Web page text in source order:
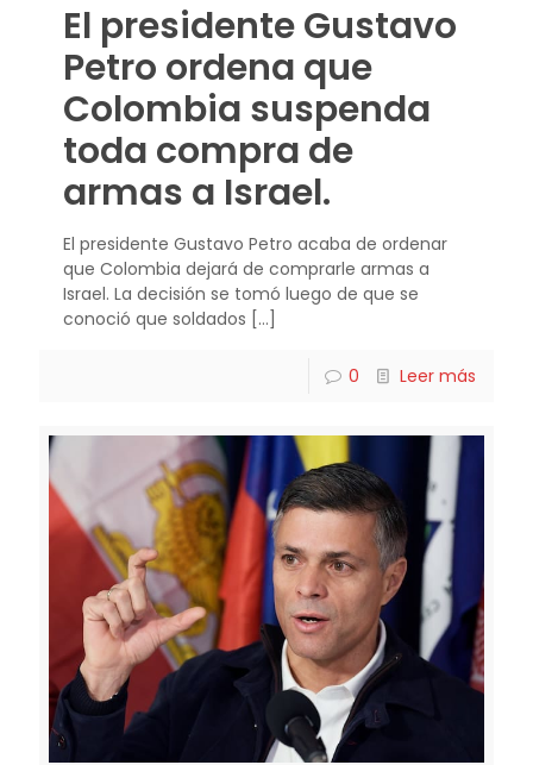
El presidente Gustavo
Petro ordena que
Colombia suspenda
toda compra de
armas a Israel.
El presidente Gustavo Petro acaba de ordenar
que Colombia dejará de comprarle armas a
Israel. La decisión se tomó luego de que se
conoció que soldados […]
0 Leer más